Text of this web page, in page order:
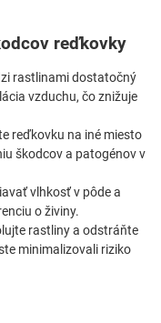
reďkovky
rastlinami dostatočný
vzduchu, čo znižuje
reďkovku na iné miesto
škodcov a patogénov v
vlhkosť v pôde a
o živiny.
rastliny a odstráňte
minimalizovali riziko